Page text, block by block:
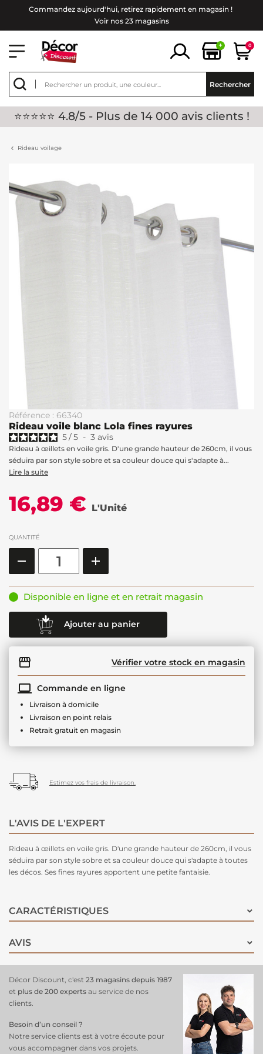
Commandez aujourd'hui, retirez rapidement en magasin !
Voir nos 23 magasins
+ 0
Rechercher
⭐⭐⭐⭐⭐ 4.8/5 - Plus de 14 000 avis clients !
Rideau voilage
Référence : 66340
Rideau voile blanc Lola fines rayures
5/5 - 3 avis
Rideau à œillets en voile gris. D'une grande hauteur de 260cm, il vous
séduira par son style sobre et sa couleur douce qui s'adapte à...
Lire la suite
16,89 € L'Unité
QUANTITÉ
Disponible en ligne et en retrait magasin
Ajouter au panier
Vérifier votre stock en magasin
Commande en ligne
Livraison à domicile
Livraison en point relais
Retrait gratuit en magasin
Estimez vos frais de livraison.
L'AVIS DE L'EXPERT
Rideau à œillets en voile gris. D'une grande hauteur de 260cm, il vous
séduira par son style sobre et sa couleur douce qui s'adapte à toutes
les décos. Ses fines rayures apportent une petite fantaisie.
CARACTÉRISTIQUES
AVIS
Décor Discount, c'est 23 magasins depuis 1987
et plus de 200 experts au service de nos
clients.
Besoin d’un conseil ?
Notre service clients est à votre écoute pour
vous accompagner dans vos projets.